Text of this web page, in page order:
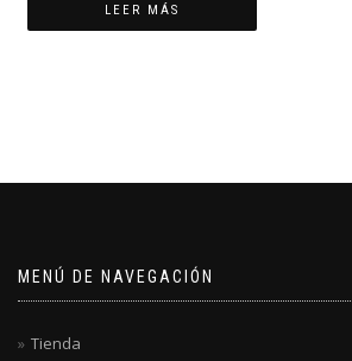
LEER MÁS
MENÚ DE NAVEGACIÓN
Tienda